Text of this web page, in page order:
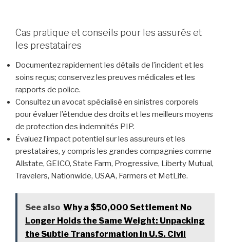
Cas pratique et conseils pour les assurés et
les prestataires
Documentez rapidement les détails de l’incident et les
soins reçus; conservez les preuves médicales et les
rapports de police.
Consultez un avocat spécialisé en sinistres corporels
pour évaluer l’étendue des droits et les meilleurs moyens
de protection des indemnités PIP.
Évaluez l’impact potentiel sur les assureurs et les
prestataires, y compris les grandes compagnies comme
Allstate, GEICO, State Farm, Progressive, Liberty Mutual,
Travelers, Nationwide, USAA, Farmers et MetLife.
See also Why a $50,000 Settlement No
Longer Holds the Same Weight: Unpacking
the Subtle Transformation in U.S. Civil